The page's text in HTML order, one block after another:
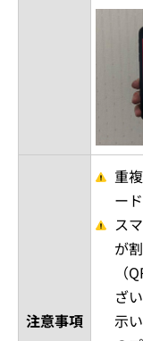
注意事項
重
ー
ス
が
（
ざ
示